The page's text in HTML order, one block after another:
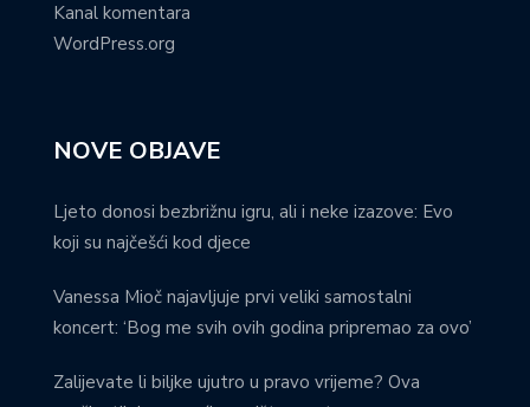
Kanal komentara
WordPress.org
NOVE OBJAVE
Ljeto donosi bezbrižnu igru, ali i neke izazove: Evo
koji su najčešći kod djece
Vanessa Mioč najavljuje prvi veliki samostalni
koncert: ‘Bog me svih ovih godina pripremao za ovo’
Zalijevate li biljke ujutro u pravo vrijeme? Ova